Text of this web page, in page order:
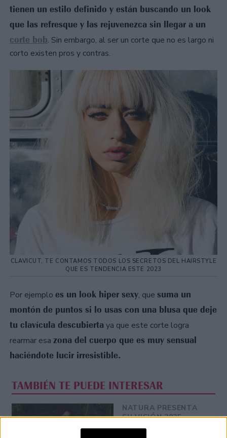
tienen un estilo definido y están buscando un look
que las refresque y las rejuvenezca sin llegar a un
corte bob. Sin embargo, al ser un corte que no es largo ni
corto existen pros y contras.
CLAVICUT, TE CONTAMOS TODOS LOS SECRETOS DEL HAIRSTYLE
QUE ES TENDENCIA ESTE 2023
Por ejemplo es un look hiper sexy, que suma un
montón de puntos si lo usas con una blusa que deje
tu clavícula descubierta ya que este corte logra
rearmar esa zona del cuerpo que es muy sensual
haciéndote lucir irresistible.
TAMBIÉN TE PUEDE INTERESAR
NATURA PRESENTA
SU VISIÓN 2025-
2050: QUÉ SIGNIFICA